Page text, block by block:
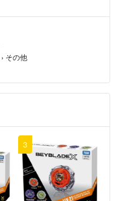
› その他
3